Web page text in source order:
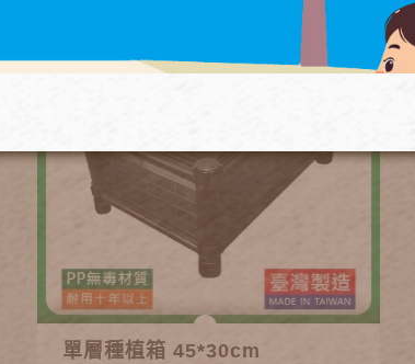
單層種植箱 45*30cm